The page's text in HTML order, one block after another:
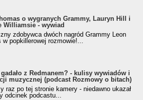
o wygranych Grammy, Lauryn Hill i
Williamsie - wywiad
zdobywca dwóch nagród Grammy Leon
w popkillerowej rozmowie!...
z Redmanem? - kulisy wywiadów i
muzycznej (podcast Rozmowy o bitach)
raz po tej stronie kamery - niedawno ukazał
odcinek podcastu...